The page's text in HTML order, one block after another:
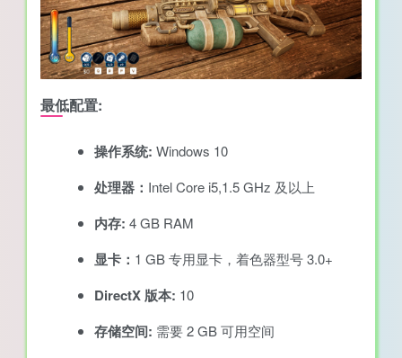
最低配置:
操作系统: Windows 10
处理器： Intel Core i5,1.5 GHz 及以上
内存: 4 GB RAM
显卡： 1 GB 专用显卡，着色器型号 3.0+
DirectX 版本: 10
存储空间: 需要 2 GB 可用空间